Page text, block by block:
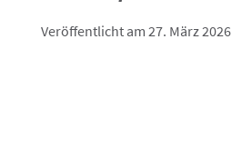
Veröffentlicht am 27. März 2026